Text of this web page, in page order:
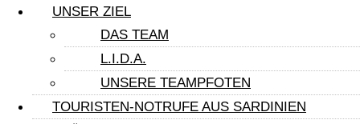
UNSER ZIEL
DAS TEAM
L.I.D.A.
UNSERE TEAMPFOTEN
TOURISTEN-NOTRUFE AUS SARDINIEN
IMPRESSUM
facebook
youtube.com